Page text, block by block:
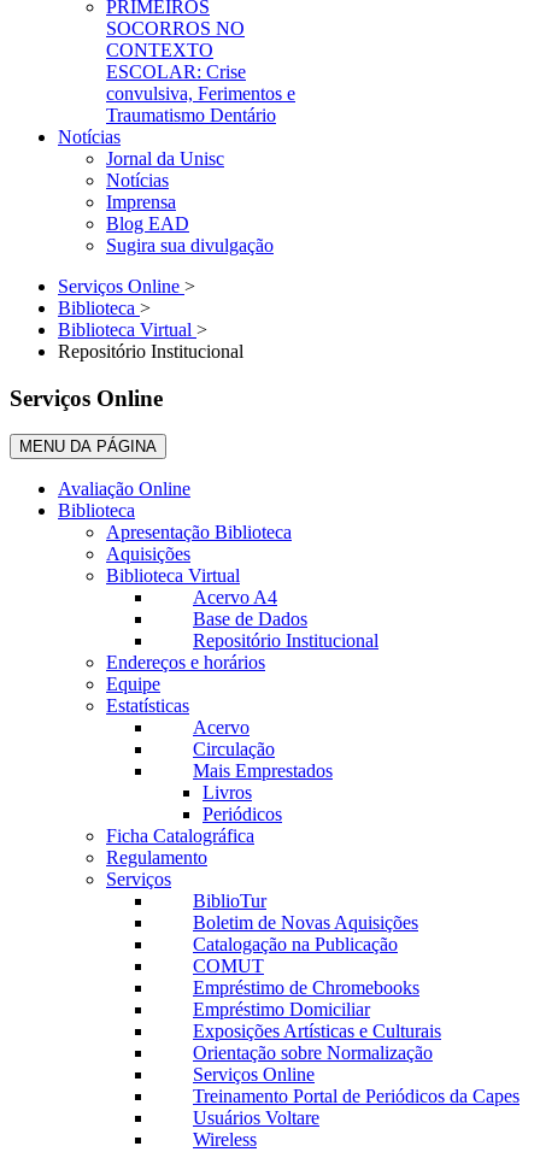
PRIMEIROS
SOCORROS NO
CONTEXTO
ESCOLAR: Crise
convulsiva, Ferimentos e
Traumatismo Dentário
Notícias
Jornal da Unisc
Notícias
Imprensa
Blog EAD
Sugira sua divulgação
Serviços Online >
Biblioteca >
Biblioteca Virtual >
Repositório Institucional
Serviços Online
MENU DA PÁGINA
Avaliação Online
Biblioteca
Apresentação Biblioteca
Aquisições
Biblioteca Virtual
Acervo A4
Base de Dados
Repositório Institucional
Endereços e horários
Equipe
Estatísticas
Acervo
Circulação
Mais Emprestados
Livros
Periódicos
Ficha Catalográfica
Regulamento
Serviços
BiblioTur
Boletim de Novas Aquisições
Catalogação na Publicação
COMUT
Empréstimo de Chromebooks
Empréstimo Domiciliar
Exposições Artísticas e Culturais
Orientação sobre Normalização
Serviços Online
Treinamento Portal de Periódicos da Capes
Usuários Voltare
Wireless